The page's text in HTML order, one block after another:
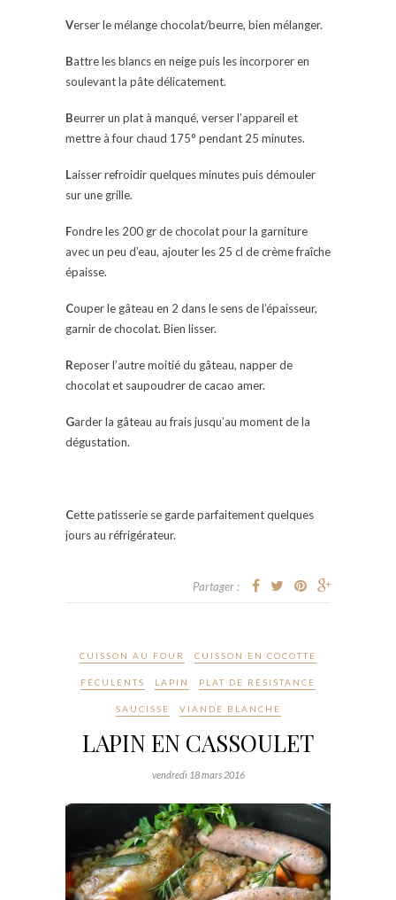
Verser le mélange chocolat/beurre, bien mélanger.
Battre les blancs en neige puis les incorporer en
soulevant la pâte délicatement.
Beurrer un plat à manqué, verser l’appareil et
mettre à four chaud 175° pendant 25 minutes.
Laisser refroidir quelques minutes puis démouler
sur une grille.
Fondre les 200 gr de chocolat pour la garniture
avec un peu d’eau, ajouter les 25 cl de crème fraîche
épaisse.
Couper le gâteau en 2 dans le sens de l’épaisseur,
garnir de chocolat. Bien lisser.
Reposer l’autre moitié du gâteau, napper de
chocolat et saupoudrer de cacao amer.
Garder la gâteau au frais jusqu’au moment de la
dégustation.
Cette patisserie se garde parfaitement quelques
jours au réfrigérateur.
Partager :
CUISSON AU FOUR CUISSON EN COCOTTE
FÉCULENTS LAPIN PLAT DE RÉSISTANCE
SAUCISSE VIANDE BLANCHE
LAPIN EN CASSOULET
vendredi 18 mars 2016